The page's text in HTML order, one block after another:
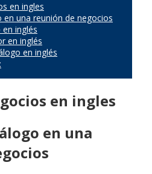
en ingles
una reunión de negocios
inglés
en inglés
en inglés
en ingles
en una